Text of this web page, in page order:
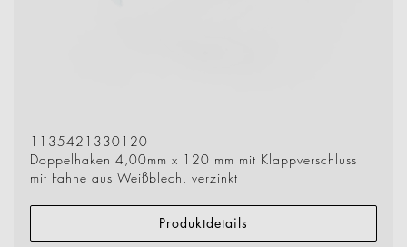
1135421330120
Doppelhaken 4,00mm x 120 mm mit Klappverschluss
mit Fahne aus Weißblech, verzinkt
Produktdetails